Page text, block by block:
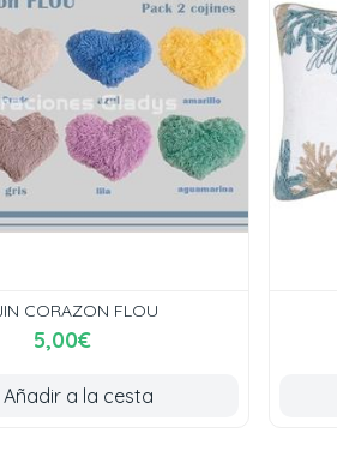
CORAZON FLOU
5,00€
Añadir a la cesta